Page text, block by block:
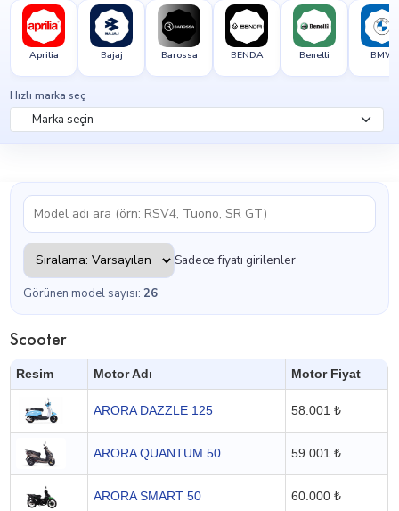
Aprilia Bajaj Barossa BENDA Benelli BMW
Hızlı marka seç
Sadece fiyatı girilenler
Görünen model sayısı: 26
Scooter
Resim Motor Adı Motor Fiyat
ARORA DAZZLE 125 58.001 ₺
ARORA QUANTUM 50 59.001 ₺
ARORA SMART 50 60.000 ₺